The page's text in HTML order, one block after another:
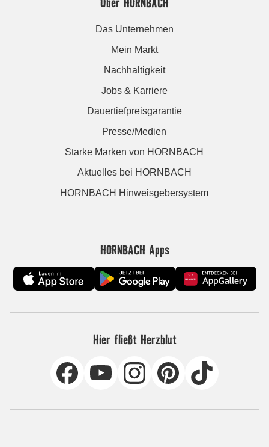
Das Unternehmen
Mein Markt
Nachhaltigkeit
Jobs & Karriere
Dauertiefpreisgarantie
Presse/Medien
Starke Marken von HORNBACH
Aktuelles bei HORNBACH
HORNBACH Hinweisgebersystem
HORNBACH Apps
Hier fließt Herzblut